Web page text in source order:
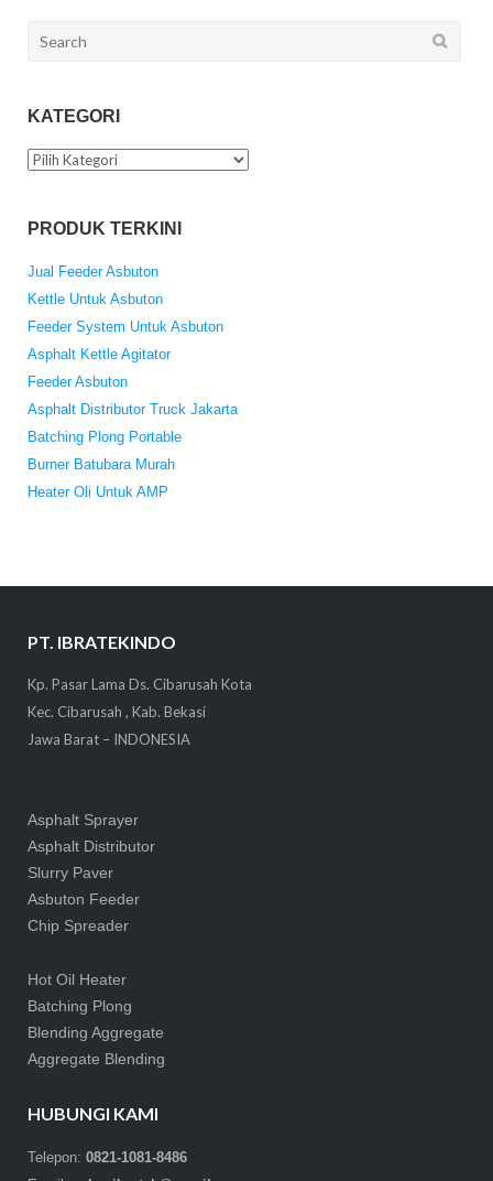
Search
KATEGORI
Kategori
PRODUK TERKINI
Jual Feeder Asbuton
Kettle Untuk Asbuton
Feeder System Untuk Asbuton
Asphalt Kettle Agitator
Feeder Asbuton
Asphalt Distributor Truck Jakarta
Batching Plong Portable
Burner Batubara Murah
Heater Oli Untuk AMP
PT. IBRATEKINDO
Kp. Pasar Lama Ds. Cibarusah Kota
Kec. Cibarusah , Kab. Bekasi
Jawa Barat – INDONESIA
Asphalt Sprayer
Asphalt Distributor
Slurry Paver
Asbuton Feeder
Chip Spreader
Hot Oil Heater
Batching Plong
Blending Aggregate
Aggregate Blending
HUBUNGI KAMI
Telepon: 0821-1081-8486